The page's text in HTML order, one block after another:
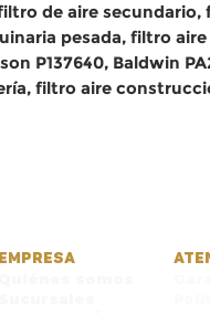
de aire
pesada, filtro aire
P137640, Baldwin
filtro aire
EMPRESA